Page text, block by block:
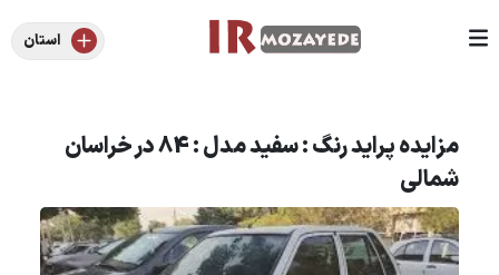
استان
مزایده پراید رنگ : سفید مدل : 84 در خراسان
شمالی